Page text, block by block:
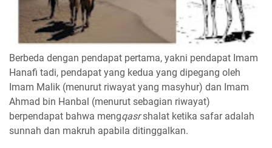
Berbeda dengan pendapat pertama, yakni pendapat Imam
Hanafi tadi, pendapat yang kedua yang dipegang oleh
Imam Malik (menurut riwayat yang masyhur) dan Imam
Ahmad bin Hanbal (menurut sebagian riwayat)
berpendapat bahwa mengqasrshalat ketika safar adalah
sunnah dan makruh apabila ditinggalkan.